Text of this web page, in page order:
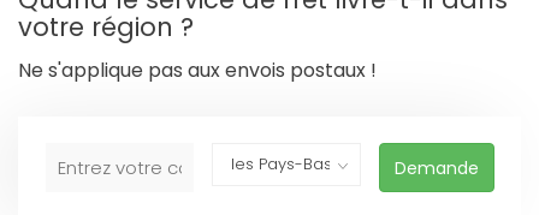
votre région ?
Ne s'applique pas aux envois postaux !
Demande